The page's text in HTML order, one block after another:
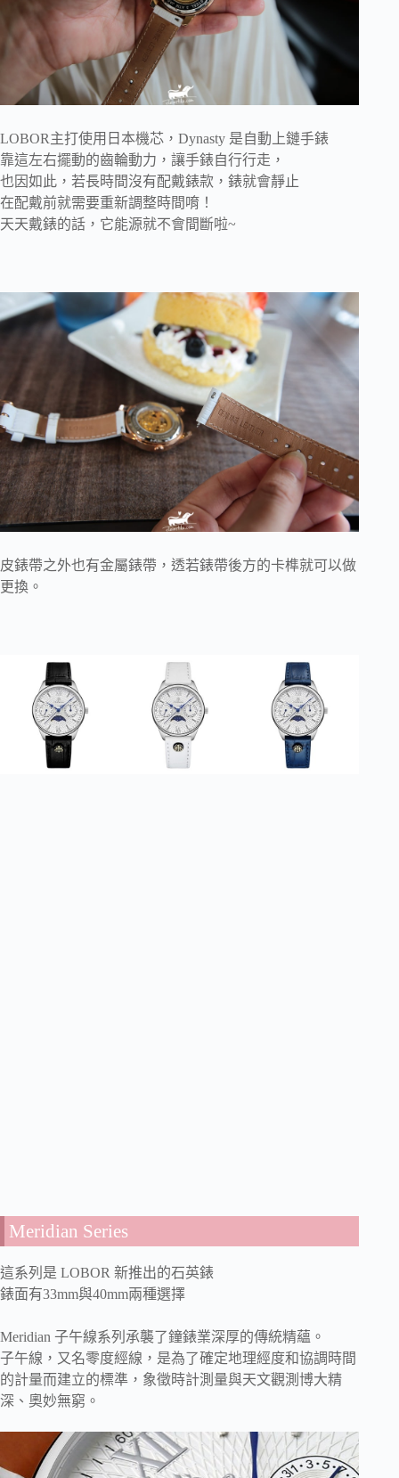
LOBOR主打使用日本機芯，Dynasty 是自動上鏈手錶
靠這左右擺動的齒輪動力，讓手錶自行行走，
也因如此，若長時間沒有配戴錶款，錶就會靜止
在配戴前就需要重新調整時間唷！
天天戴錶的話，它能源就不會間斷啦~
皮錶帶之外也有金屬錶帶，透若錶帶後方的卡榫就可以做
更換。
Meridian Series
這系列是 LOBOR 新推出的石英錶
錶面有33mm與40mm兩種選擇
Meridian 子午線系列承襲了鐘錶業深厚的傳統精蘊。
子午線，又名零度經線，是為了確定地理經度和協調時間
的計量而建立的標準，象徵時計測量與天文觀測博大精
深、奧妙無窮。